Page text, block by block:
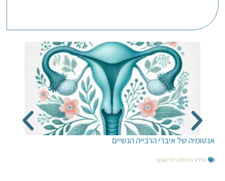
אנטומיה של איברי הרבייה הנשיים
מידע פיזיולוגי לרשותך